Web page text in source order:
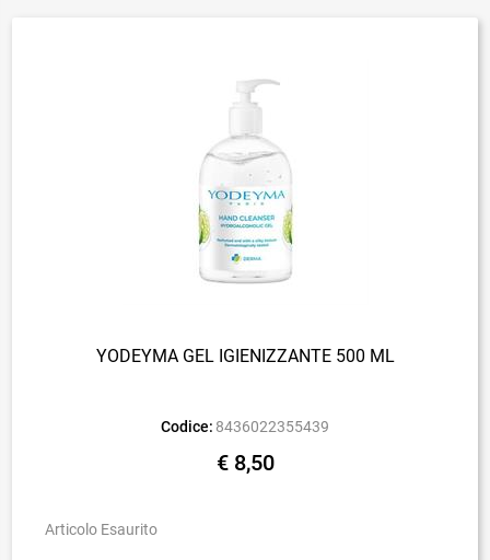
YODEYMA GEL IGIENIZZANTE 500 ML
Codice: 8436022355439
€ 8,50
Articolo Esaurito